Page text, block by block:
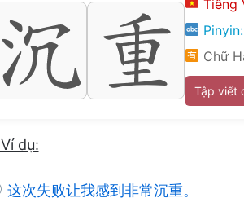
Tiếng
Pinyin:
Chữ
Tập viết
Ví dụ:
这次失败让我感到非常沉重。